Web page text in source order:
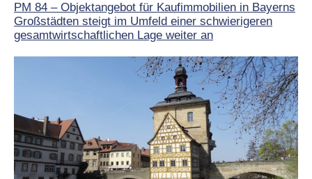
PM 84 – Objektangebot für Kaufimmobilien in Bayerns
Großstädten steigt im Umfeld einer schwierigeren
gesamtwirtschaftlichen Lage weiter an